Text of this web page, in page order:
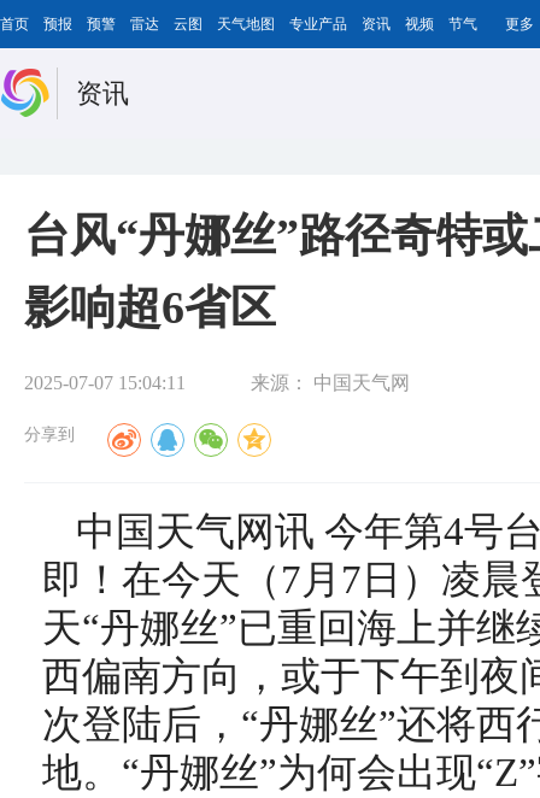
首页 预报 预警 雷达 云图 天气地图 专业产品 资讯 视频 节气 更多
资讯
台风“丹娜丝”路径奇特
影响超6省区
2025-07-07 15:04:11 来源： 中国天气网
分享到
中国天气网讯 今年第4号
即！在今天（7月7日 ）凌晨
天“丹娜丝”已重回海上并继
西偏南方向，或于下午到夜
次登陆后，“丹娜丝”还将西
地。“丹娜丝”为何会出现